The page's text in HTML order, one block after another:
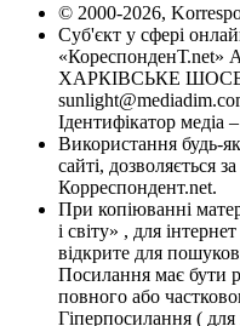
© 2000-2026,
Суб'єкт у сфері
«КореспонденТ.net»
ХАРКІВСЬКЕ ШОСЕ,
Ідентифікатор медіа
Використання будь-
сайті, дозволяється
Корреспондент.net.
При копіюванні
і світу» , для
відкрите для
Посилання має бути
повного або
Гіперпосилання (